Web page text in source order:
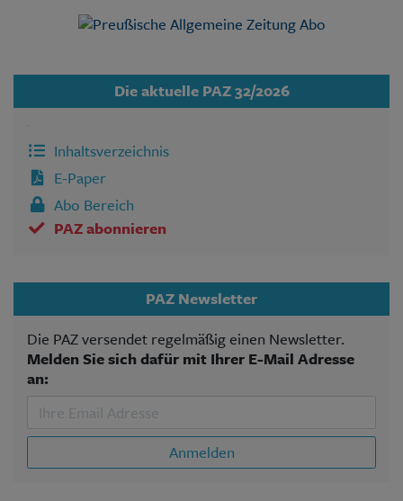
Die aktuelle PAZ 32/2026
Inhaltsverzeichnis
E-Paper
Abo Bereich
PAZ abonnieren
PAZ Newsletter
Die PAZ versendet regelmäßig einen Newsletter.
Melden Sie sich dafür mit Ihrer E-Mail Adresse
an:
Anmelden